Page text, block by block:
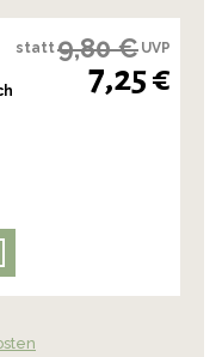
statt9,80 € UVP
7,25 €